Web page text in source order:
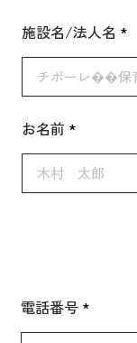
電話番号
お名前
施設名/法人名